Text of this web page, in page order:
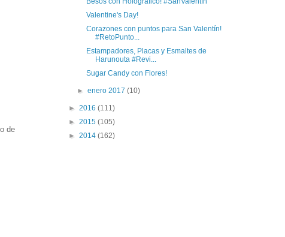
de
Valentine's Day!
Corazones con puntos para San Valentín!
#RetoPunto...
Estampadores, Placas y Esmaltes de
Harunouta #Revi...
Sugar Candy con Flores!
►enero 2017(10)
► 2016 (111)
► 2015 (105)
► 2014 (162)